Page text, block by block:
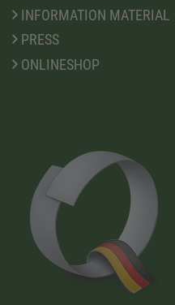
INFORMATION MATERIAL
PRESS
ONLINESHOP